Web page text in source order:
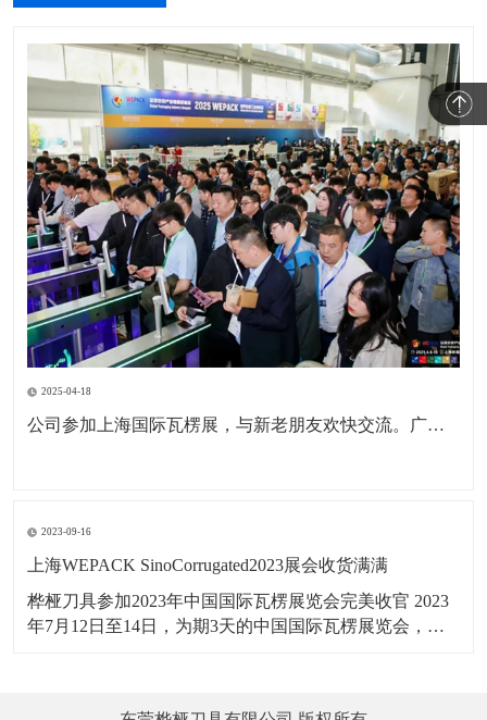
2025-04-18
公司参加上海国际瓦楞展，与新老朋友欢快交流。广东包协纸委会领导亲临现场参观。本次展会为公司深耕国内市场，拓展海外市场，更前进了一步。
2023-09-16
上海WEPACK SinoCorrugated2023展会收货满满
桦桠刀具参加2023年中国国际瓦楞展览会完美收官 2023
年7月12日至14日，为期3天的中国国际瓦楞展览会，在